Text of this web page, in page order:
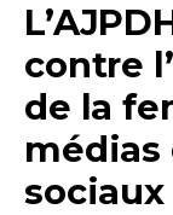
contre
de la
médias
sociaux